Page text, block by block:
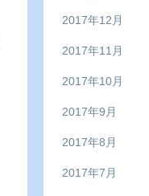
2017年12月
2017年11月
2017年10月
2017年9月
2017年8月
2017年7月